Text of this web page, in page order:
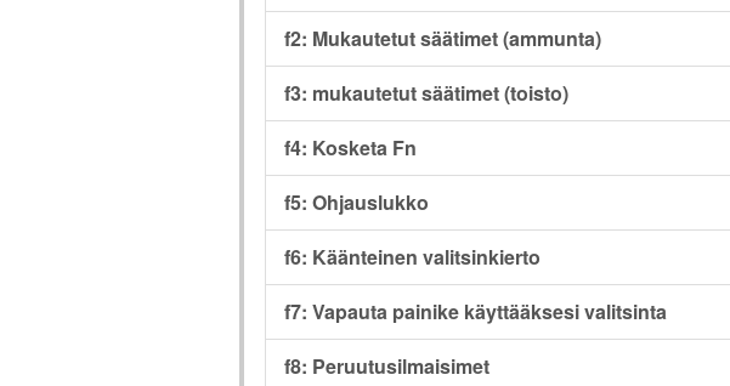
f2: Mukautetut säätimet (ammunta)
f3: mukautetut säätimet (toisto)
f4: Kosketa Fn
f5: Ohjauslukko
f6: Käänteinen valitsinkierto
f7: Vapauta painike käyttääksesi valitsinta
f8: Peruutusilmaisimet